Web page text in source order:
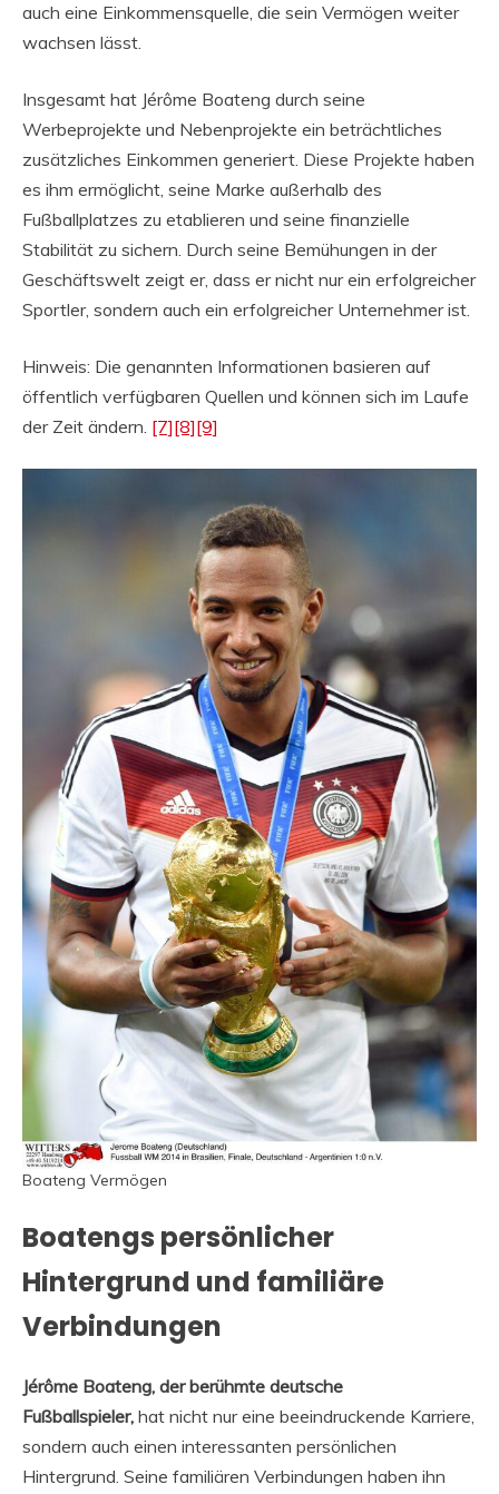
auch eine Einkommensquelle, die sein Vermögen weiter
wachsen lässt.
Insgesamt hat Jérôme Boateng durch seine
Werbeprojekte und Nebenprojekte ein beträchtliches
zusätzliches Einkommen generiert. Diese Projekte haben
es ihm ermöglicht, seine Marke außerhalb des
Fußballplatzes zu etablieren und seine finanzielle
Stabilität zu sichern. Durch seine Bemühungen in der
Geschäftswelt zeigt er, dass er nicht nur ein erfolgreicher
Sportler, sondern auch ein erfolgreicher Unternehmer ist.
Hinweis: Die genannten Informationen basieren auf
öffentlich verfügbaren Quellen und können sich im Laufe
der Zeit ändern. [7][8][9]
Boateng Vermögen
Boatengs persönlicher
Hintergrund und familiäre
Verbindungen
Jérôme Boateng, der berühmte deutsche
Fußballspieler, hat nicht nur eine beeindruckende Karriere,
sondern auch einen interessanten persönlichen
Hintergrund. Seine familiären Verbindungen haben ihn